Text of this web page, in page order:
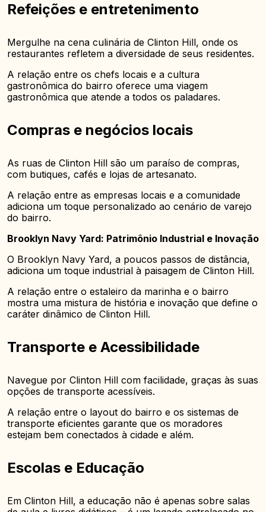
Refeições e entretenimento
Mergulhe na cena culinária de Clinton Hill, onde os
restaurantes refletem a diversidade de seus residentes.
A relação entre os chefs locais e a cultura
gastronômica do bairro oferece uma viagem
gastronômica que atende a todos os paladares.
Compras e negócios locais
As ruas de Clinton Hill são um paraíso de compras,
com butiques, cafés e lojas de artesanato.
A relação entre as empresas locais e a comunidade
adiciona um toque personalizado ao cenário de varejo
do bairro.
Brooklyn Navy Yard: Patrimônio Industrial e Inovação
O Brooklyn Navy Yard, a poucos passos de distância,
adiciona um toque industrial à paisagem de Clinton Hill.
A relação entre o estaleiro da marinha e o bairro
mostra uma mistura de história e inovação que define o
caráter dinâmico de Clinton Hill.
Transporte e Acessibilidade
Navegue por Clinton Hill com facilidade, graças às suas
opções de transporte acessíveis.
A relação entre o layout do bairro e os sistemas de
transporte eficientes garante que os moradores
estejam bem conectados à cidade e além.
Escolas e Educação
Em Clinton Hill, a educação não é apenas sobre salas